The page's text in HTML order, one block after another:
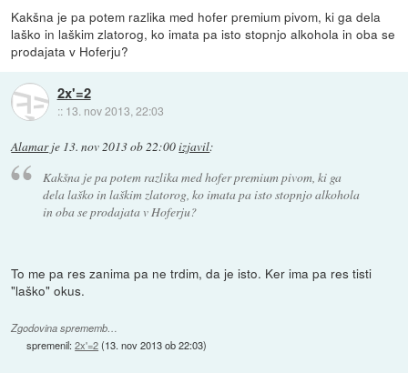
Kakšna je pa potem razlika med hofer premium pivom, ki ga dela
laško in laškim zlatorog, ko imata pa isto stopnjo alkohola in oba se
prodajata v Hoferju?
2x'=2
:: 13. nov 2013, 22:03
Alamarje 13. nov 2013 ob 22:00izjavil:
Kakšna je pa potem razlika med hofer premium pivom, ki ga
dela laško in laškim zlatorog, ko imata pa isto stopnjo alkohola
in oba se prodajata v Hoferju?
To me pa res zanima pa ne trdim, da je isto. Ker ima pa res tisti
"laško" okus.
Zgodovina sprememb…
spremenil:2x'=2(13. nov 2013 ob 22:03)